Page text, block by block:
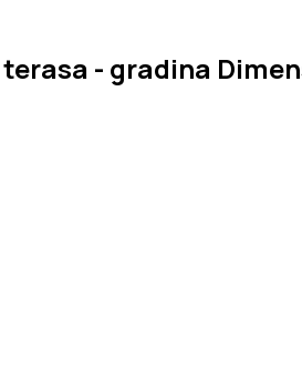
- gradina